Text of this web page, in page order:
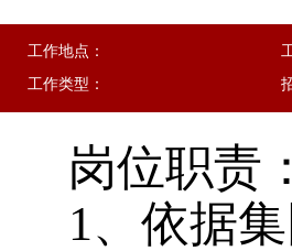
工作地点：
工作类型：
岗位职责：
1、依据